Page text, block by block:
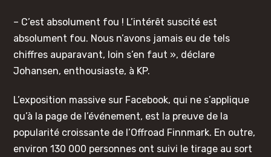
– C’est absolument fou ! L’intérêt suscité est
absolument fou. Nous n’avons jamais eu de tels
chiffres auparavant, loin s’en faut », déclare
Johansen, enthousiaste, à KP.
L’exposition massive sur Facebook, qui ne s’applique
qu’à la page de l’événement, est la preuve de la
popularité croissante de l’Offroad Finnmark. En outre,
environ 130 000 personnes ont suivi le tirage au sort